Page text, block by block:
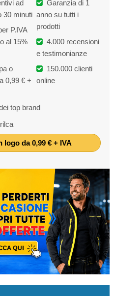
ad
30 minuti
P.IVA
al 15%
o
0,99 € +
Garanzia di 1
anno su tutti i
prodotti
4.000 recensioni
e testimonianze
150.000 clienti
online
top brand
logo da 0,99 € + IVA